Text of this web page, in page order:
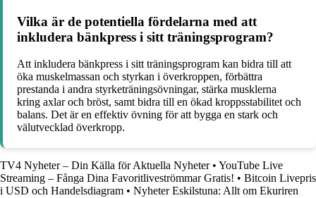
Vilka är de potentiella fördelarna med att
inkludera bänkpress i sitt träningsprogram?
Att inkludera bänkpress i sitt träningsprogram kan bidra till att
öka muskelmassan och styrkan i överkroppen, förbättra
prestanda i andra styrketräningsövningar, stärka musklerna
kring axlar och bröst, samt bidra till en ökad kroppsstabilitet och
balans. Det är en effektiv övning för att bygga en stark och
välutvecklad överkropp.
TV4 Nyheter – Din Källa för Aktuella Nyheter• YouTube Live
Streaming – Fånga Dina Favoritliveströmmar Gratis! • Bitcoin Livepris
i USD och Handelsdiagram • Nyheter Eskilstuna: Allt om Ekuriren